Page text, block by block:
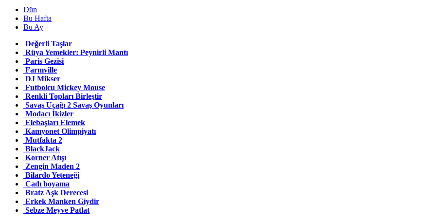
Dün
Bu Hafta
Bu Ay
Değerli Taşlar
Rüya Yemekler: Peynirli Mantı
Paris Gezisi
Farmville
DJ Mikser
Futbolcu Mickey Mouse
Renkli Topları Birleştir
Savaş Uçağı 2 Savaş Oyunları
Modacı İkizler
Elebaşları Elemek
Kamyonet Olimpiyatı
Mutfakta 2
BlackJack
Korner Atışı
Zengin Maden 2
Bilardo Yeteneği
Cadı boyama
Bratz Aşk Derecesi
Erkek Manken Giydir
Sebze Meyve Patlat